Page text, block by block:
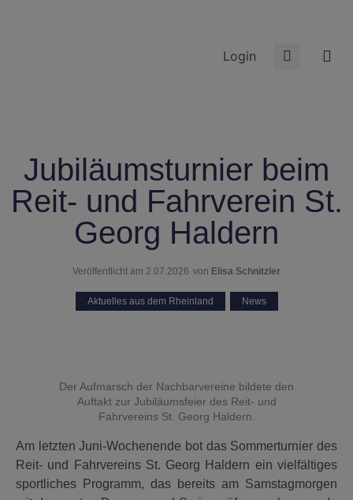
Login
Jubiläumsturnier beim
Reit- und Fahrverein St.
Georg Haldern
Veröffentlicht am 2.07.2026 von Elisa Schnitzler
Aktuelles aus dem Rheinland News
Der Aufmarsch der Nachbarvereine bildete den
Auftakt zur Jubiläumsfeier des Reit- und
Fahrvereins St. Georg Haldern.
Am letzten Juni-Wochenende bot das Sommerturnier des
Reit- und Fahrvereins St. Georg Haldern ein vielfältiges
sportliches Programm, das bereits am Samstagmorgen